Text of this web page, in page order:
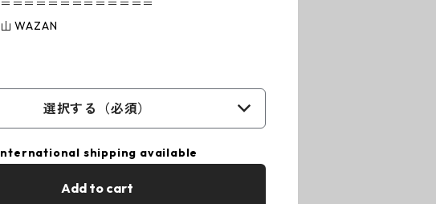
＝＝＝＝＝＝＝＝＝＝＝＝
WAZAN
選択する（必須）
shipping available
Add to cart